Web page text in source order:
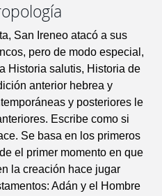
San Ireneo atacó a sus
pero de modo especial,
Historia salutis, Historia de
anterior hebrea y
y posteriores le
Escribe como si
Se basa en los primeros
el primer momento en que
la creación hace jugar
Adán y el Hombre